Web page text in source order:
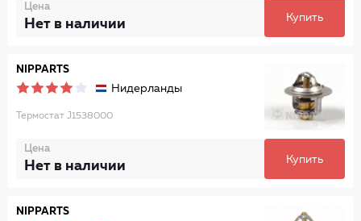
Цена
Нет в наличии Купить
NIPPARTS
Нидерланды
Термостат J1538000
Цена
Нет в наличии Купить
NIPPARTS